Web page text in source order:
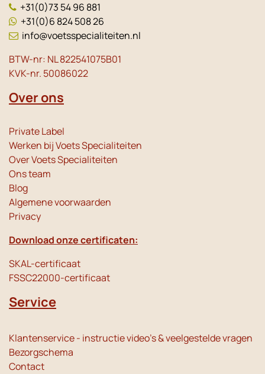
+31(0)73 54 96 881
+31(0)6 824 508 26
info@voetsspecialiteiten.nl
BTW-nr: NL 822541075B01
KVK-nr. 50086022
Over ons
Private Label
Werken bij Voets Specialiteiten
Over Voets Specialiteiten
Ons team
Blog
Algemene voorwaarden
Privacy
Download onze certificaten:
SKAL-certificaat
FSSC22000-certificaat
Service
Klantenservice - instructie video's & veelgestelde vragen
Bezorgschema
Contact